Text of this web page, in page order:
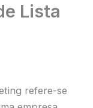
Lista
refere-se